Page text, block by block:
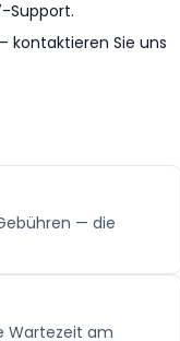
Support.
kontaktieren Sie uns
— die
Wartezeit am